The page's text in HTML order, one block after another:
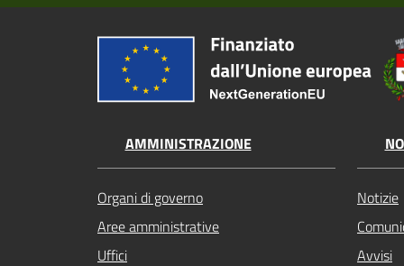
AMMINISTRAZIONE
Organi di governo
Aree amministrative
Uffici
Notizie
Avvisi